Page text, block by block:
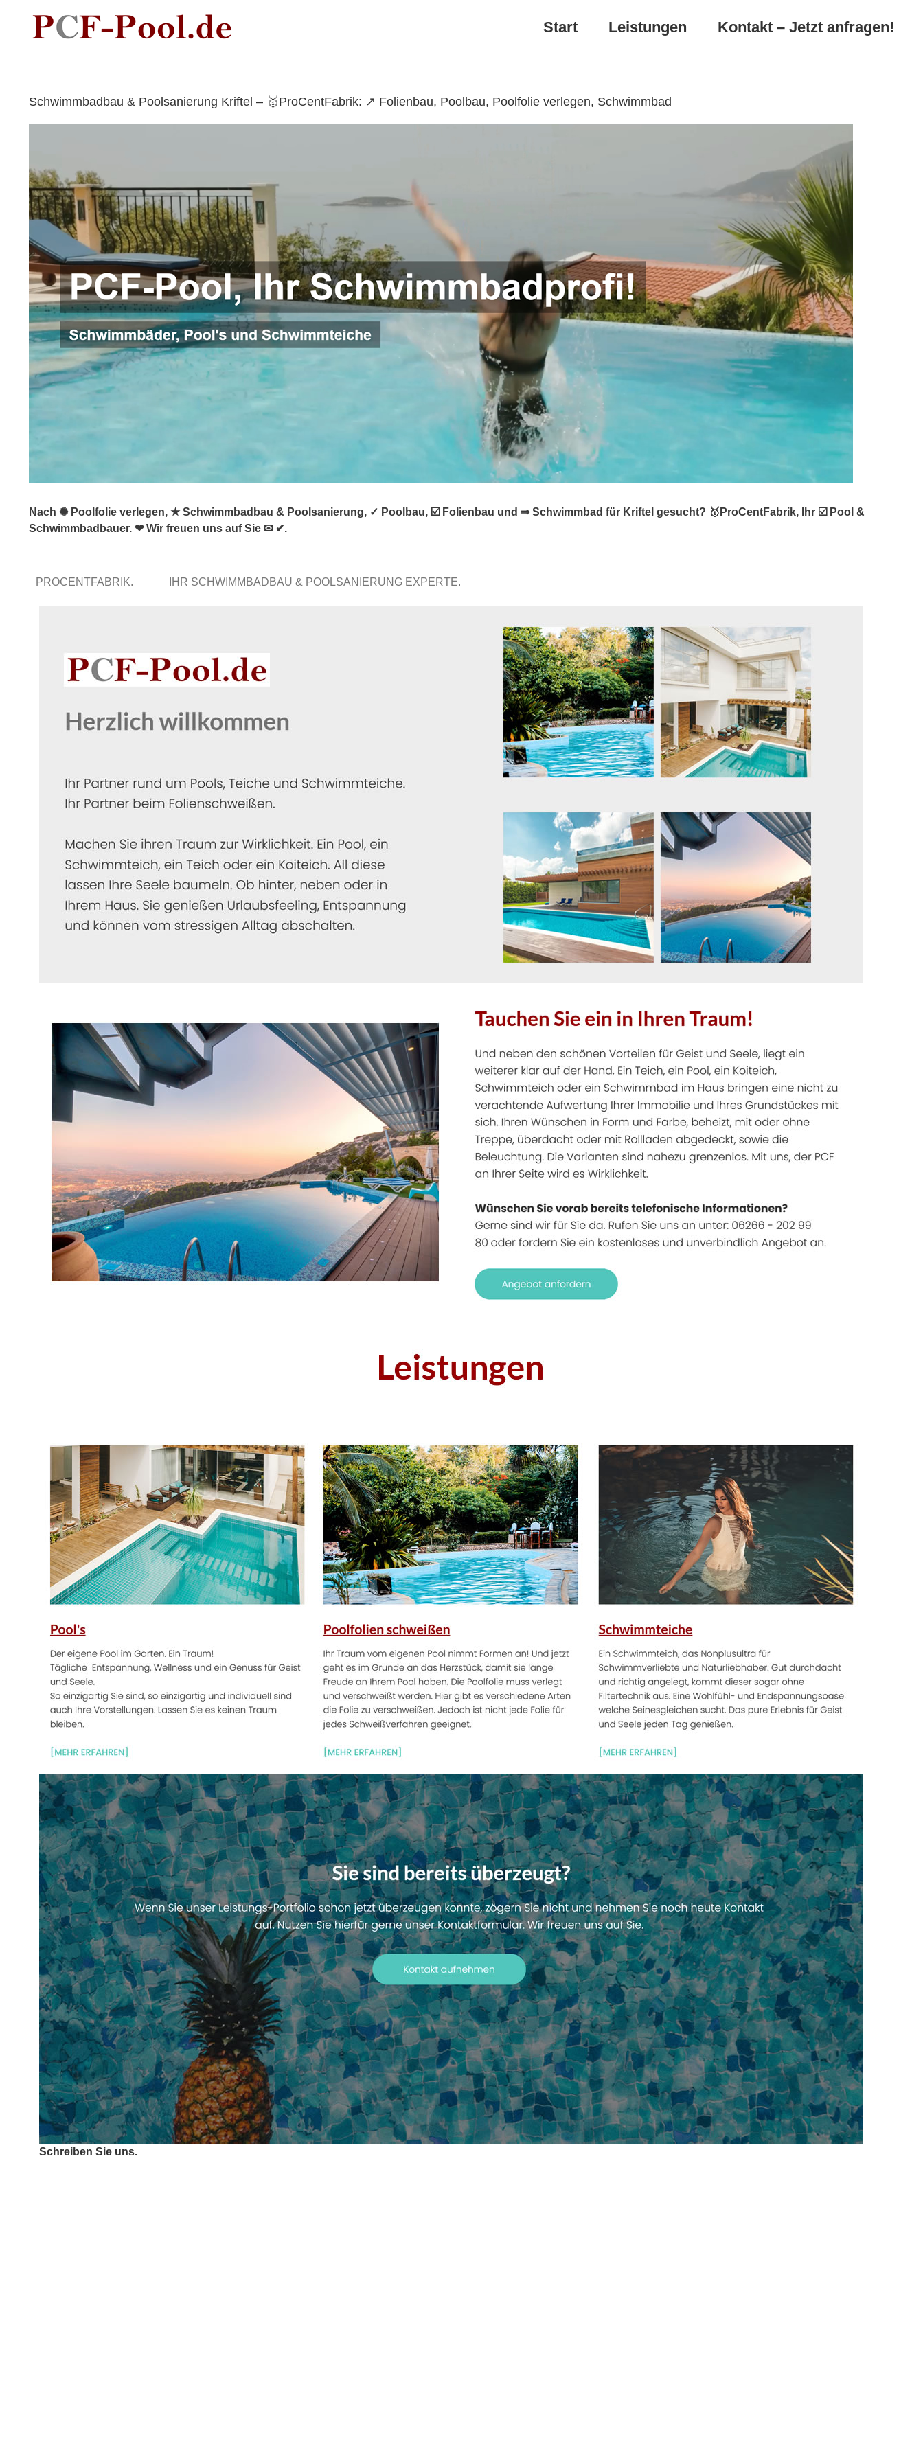
content
Start Leistungen Kontakt – Jetzt anfragen!
Schwimmbadbau & Poolsanierung Kriftel – 🥇ProCentFabrik: ↗️ Folienbau, Poolbau, Poolfolie verlegen, Schwimmbad
Nach ✺ Poolfolie verlegen, ★ Schwimmbadbau & Poolsanierung, ✓ Poolbau, ☑️ Folienbau und ⇒ Schwimmbad für Kriftel gesucht? 🥇ProCentFabrik, Ihr ☑️ Pool &
Schwimmbadbauer. ❤ Wir freuen uns auf Sie ✉ ✔.
PROCENTFABRIK. IHR SCHWIMMBADBAU & POOLSANIERUNG EXPERTE.
Schreiben Sie uns.